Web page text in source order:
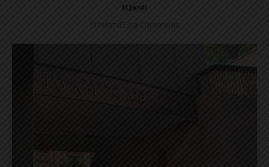
El Jardí
El relat d'Elsa Corominas